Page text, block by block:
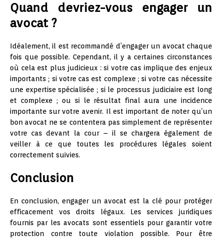
Quand devriez-vous engager un
avocat ?
Idéalement, il est recommandé d’engager un avocat chaque
fois que possible. Cependant, il y a certaines circonstances
où cela est plus judicieux : si votre cas implique des enjeux
importants ; si votre cas est complexe ; si votre cas nécessite
une expertise spécialisée ; si le processus judiciaire est long
et complexe ; ou si le résultat final aura une incidence
importante sur votre avenir. Il est important de noter qu’un
bon avocat ne se contentera pas simplement de représenter
votre cas devant la cour – il se chargera également de
veiller à ce que toutes les procédures légales soient
correctement suivies.
Conclusion
En conclusion, engager un avocat est la clé pour protéger
efficacement vos droits légaux. Les services juridiques
fournis par les avocats sont essentiels pour garantir votre
protection contre toute violation possible. Pour être